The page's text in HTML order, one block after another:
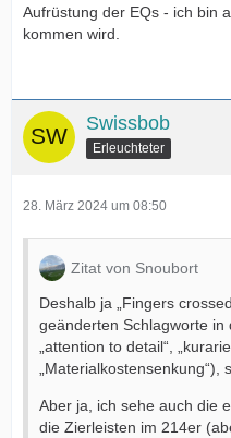
Aufrüstung der EQs - ich bin
kommen wird.
Swissbob
Erleuchteter
28. März 2024 um 08:50
Zitat von Snoubort
Deshalb ja „Fingers
geänderten Schlagworte
„attention to detail“,
Aber ja, ich sehe auch die
die Zierleisten im 214er